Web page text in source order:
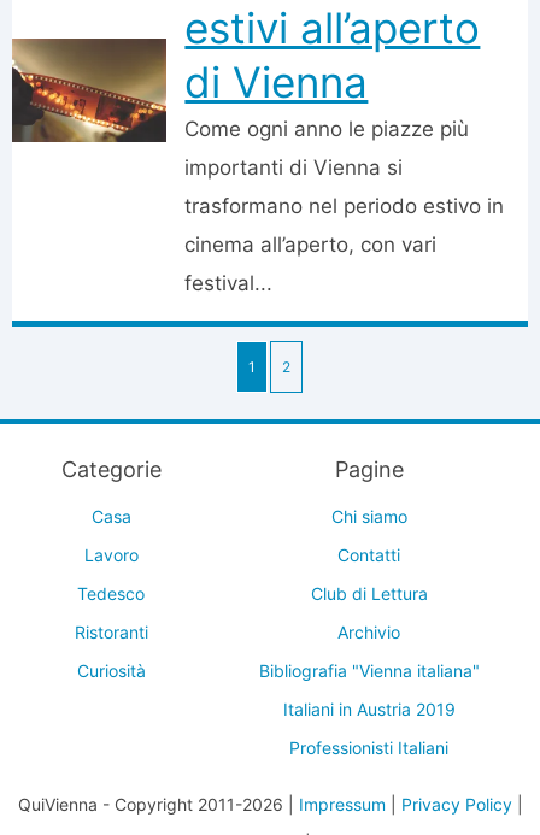
estivi all’aperto
di Vienna
Come ogni anno le piazze più
importanti di Vienna si
trasformano nel periodo estivo in
cinema all’aperto, con vari
festival...
1 2
Categorie
Casa
Lavoro
Tedesco
Ristoranti
Curiosità
Pagine
Chi siamo
Contatti
Club di Lettura
Archivio
Bibliografia "Vienna italiana"
Italiani in Austria 2019
Professionisti Italiani
QuiVienna - Copyright 2011-2026 | Impressum Privacy Policy|